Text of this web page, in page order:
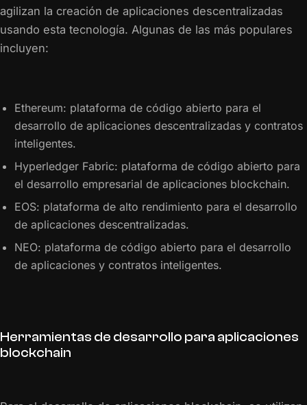
agilizan la creación de aplicaciones descentralizadas
usando esta tecnología. Algunas de las más populares
incluyen:
Ethereum: plataforma de código abierto para el
desarrollo de aplicaciones descentralizadas y contratos
inteligentes.
Hyperledger Fabric: plataforma de código abierto para
el desarrollo empresarial de aplicaciones blockchain.
EOS: plataforma de alto rendimiento para el desarrollo
de aplicaciones descentralizadas.
NEO: plataforma de código abierto para el desarrollo
de aplicaciones y contratos inteligentes.
Herramientas de desarrollo para aplicaciones
blockchain